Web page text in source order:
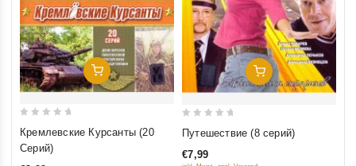
Добавить В Корзину
out
Кремлевские Курсанты (20
Серий)
Добавить В Корзину
out
of
Путешествие (8 серий)
€7,99